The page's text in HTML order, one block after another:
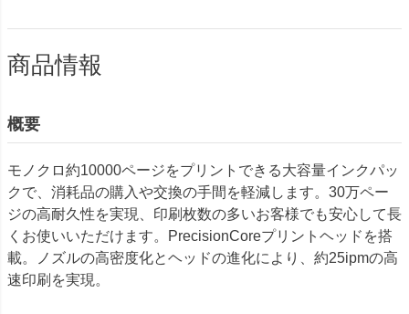
商品情報
概要
モノクロ約10000ページをプリントできる大容量インクパッ
クで、消耗品の購入や交換の手間を軽減します。30万ペー
ジの高耐久性を実現、印刷枚数の多いお客様でも安心して長
くお使いいただけます。PrecisionCoreプリントヘッドを搭
載。ノズルの高密度化とヘッドの進化により、約25ipmの高
速印刷を実現。